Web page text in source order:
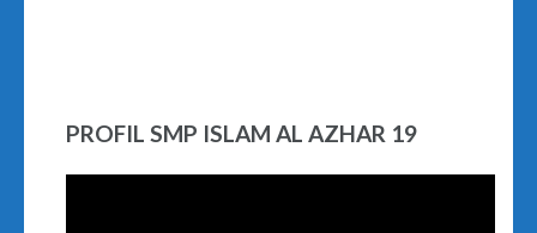
PROFIL SMP ISLAM AL AZHAR 19